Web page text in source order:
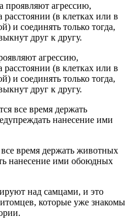
проявляют агрессию,
расстоянии (в клетках или в
и соединять только тогда,
друг к другу.
агрессию,
расстоянии (в клетках или в
и соединять только тогда,
друг к другу.
все время держать
нанесение ими
время держать животных
нанесение ими обоюдных
над самцами, и это
которые уже знакомы